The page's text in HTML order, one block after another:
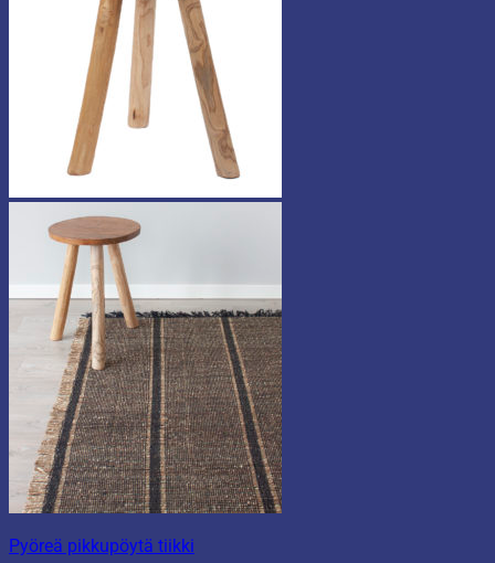
Pyöreä pikkupöytä tiikki